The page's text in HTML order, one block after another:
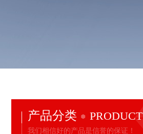
产品分类 PRODUCT
我们相信好的产品是信誉的保证！